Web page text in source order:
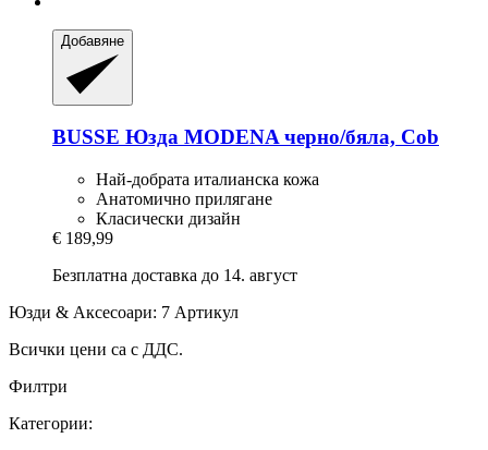
Добавяне
BUSSE Юзда MODENA черно/бяла, Cob
Най-добрата италианска кожа
Анатомично прилягане
Класически дизайн
€ 189,99
Безплатна доставка до 14. август
Юзди & Аксесоари: 7 Артикул
Всички цени са с ДДС.
Филтри
Категории: